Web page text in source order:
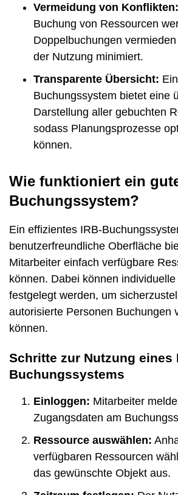
Vermeidung von Konflikten:
Buchung von Ressourcen
Doppelbuchungen
der Nutzung minimiert.
Transparente Übersicht:
Buchungssystem bietet eine
Darstellung aller gebuchten
sodass Planungsprozesse
können.
Wie funktioniert ein
Buchungssystem?
Ein effizientes IRB-
benutzerfreundliche Oberfläche
Mitarbeiter einfach verfügbare
können. Dabei können
festgelegt werden, um
autorisierte Personen Buchungen
können.
Schritte zur Nutzung eines
Buchungssystems
Einloggen: Mitarbeiter
Zugangsdaten am
Ressource auswählen:
verfügbaren Ressourcen
das gewünschte Objekt aus.